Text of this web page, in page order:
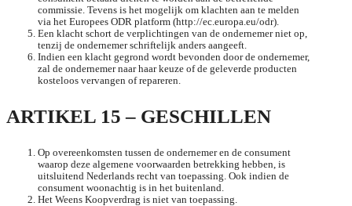
commissie. Tevens is het mogelijk om klachten aan te melden
via het Europees ODR platform (http://ec.europa.eu/odr).
Een klacht schort de verplichtingen van de ondernemer niet op,
tenzij de ondernemer schriftelijk anders aangeeft.
Indien een klacht gegrond wordt bevonden door de ondernemer,
zal de ondernemer naar haar keuze of de geleverde producten
kosteloos vervangen of repareren.
ARTIKEL 15 – GESCHILLEN
Op overeenkomsten tussen de ondernemer en de consument
waarop deze algemene voorwaarden betrekking hebben, is
uitsluitend Nederlands recht van toepassing. Ook indien de
consument woonachtig is in het buitenland.
Het Weens Koopverdrag is niet van toepassing.